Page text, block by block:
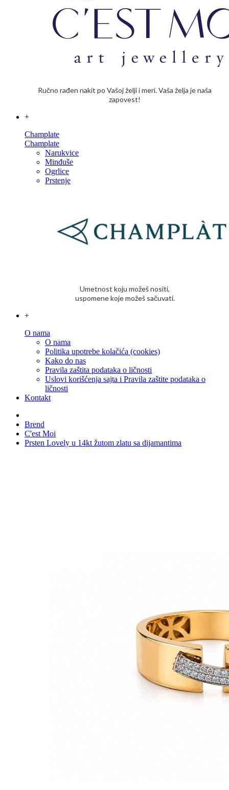
Ručno rađen nakit po Vašoj želji i meri. Vaša želja je naša
zapovest!
+
Champlate
Champlate
Narukvice
Minđuše
Ogrlice
Prstenje
Umetnost koju možeš nositi,
uspomene koje možeš sačuvati.
+
O nama
O nama
Politika upotrebe kolačića (cookies)
Kako do nas
Pravila zaštita podataka o ličnosti
Uslovi korišćenja sajta i Pravila zaštite podataka o
ličnosti
Kontakt
Brend
C'est Moi
Prsten Lovely u 14kt žutom zlatu sa dijamantima